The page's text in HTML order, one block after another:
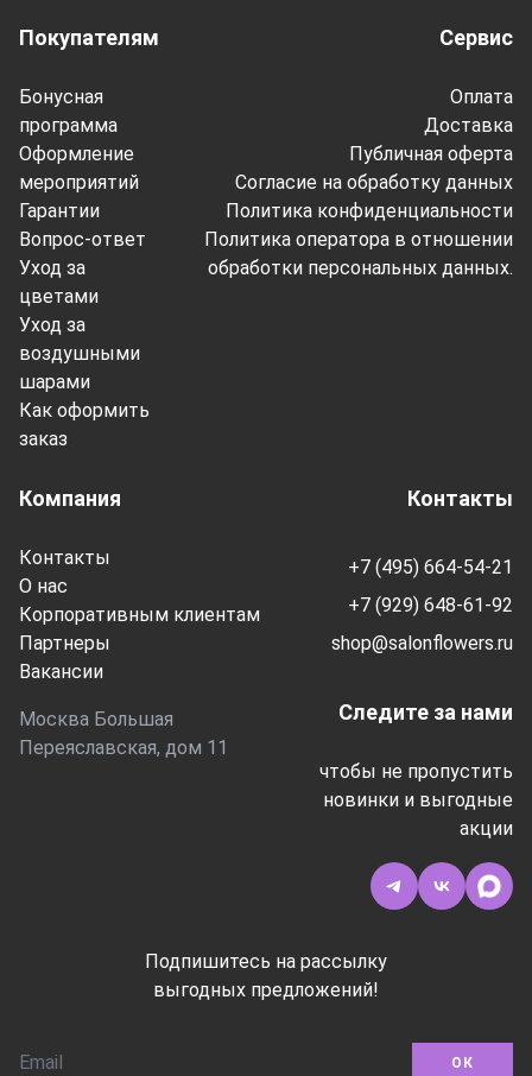
Компания
Контакты
О нас
Корпоративным клиентам
Партнеры
Вакансии
Москва Большая
Переяславская, дом 11
Покупателям
Бонусная
программа
Оформление
мероприятий
Гарантии
Вопрос-ответ
Уход за
цветами
Уход за
воздушными
шарами
Как оформить
заказ
Сервис
Оплата
Доставка
Публичная оферта
Согласие на обработку данных
Политика конфиденциальности
Политика оператора в отношении
обработки персональных данных.
Контакты
+7 (495) 664-54-21
+7 (929) 648-61-92
shop@salonflowers.ru
Следите за нами
чтобы не пропустить
новинки и выгодные
акции
Подпишитесь на рассылку
выгодных предложений!
ОК